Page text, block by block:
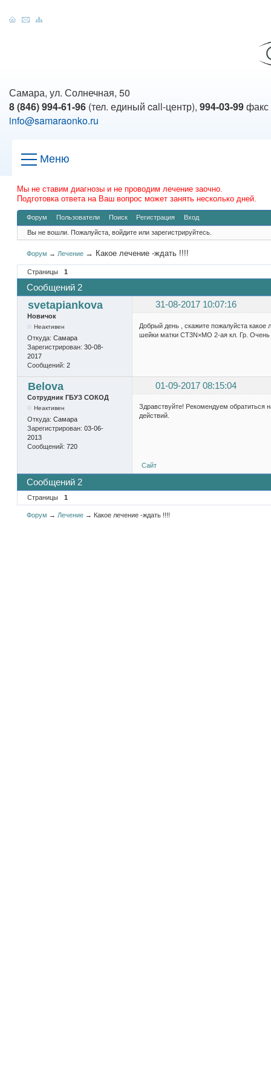
Самара, ул. Солнечная, 50
8 (846) 994-61-96 (тел. единый call-центр), 994-03-99факс
info@samaraonko.ru
Меню
Мы не ставим диагнозы и не проводим лечение заочно.
Подготовка ответа на Ваш вопрос может занять несколько дней.
Форум Пользователи Поиск Регистрация Вход
Вы не вошли. Пожалуйста, войдите или зарегистрируйтесь.
Форум → Лечение → Какое лечение -ждать !!!!
Страницы 1
Сообщений 2
svetapiankova 31-08-2017 10:07:16
Новичок
Неактивен
Откуда: Самара
Зарегистрирован: 30-08-
2017
Сообщений: 2
Добрый день , скажите пожалуйста какое
шейки матки СТ3N×MO 2-ая кл. Гр.
Belova 01-09-2017 08:15:04
Сотрудник ГБУЗ СОКОД
Неактивен
Откуда: Самара
Зарегистрирован: 03-06-
2013
Сообщений: 720
Здравствуйте! Рекомендуем обратиться
действий.
Сайт
Сообщений 2
Страницы 1
Форум → Лечение → Какое лечение -ждать !!!!